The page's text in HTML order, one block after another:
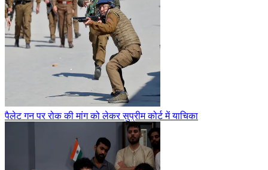
पैलेट गन पर रोक की मांग को लेकर सुप्रीम कोर्ट में याचिका